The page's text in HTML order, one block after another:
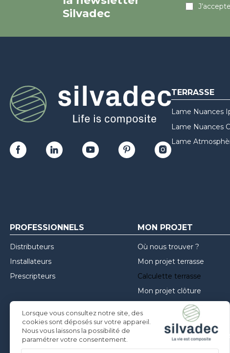
Silvadec
TERRASSE
Lame Nuances
Lame Nuances
Lame
PROFESSIONNELS
Distributeurs
Installateurs
Prescripteurs
MON PROJET
Où nous trouver ?
Mon projet terrasse
Calculette terrasse
Mon projet clôture
Mon projet façade
Inspirations
Conseils de mise en
Lorsque vous consultez notre site, des
cookies sont déposés sur votre appareil.
Nous vous laissons la possibilité de
paramétrer votre consentement.